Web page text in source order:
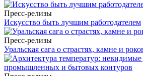
Пресс-релизы
Искусство быть лучшим работодателем
Пресс-релизы
Уральская сага о страстях, камне и